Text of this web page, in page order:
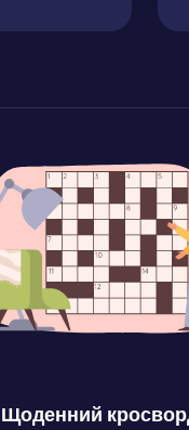
Щоденний